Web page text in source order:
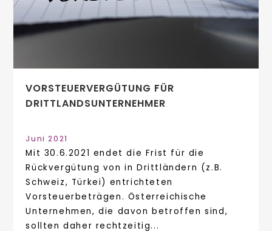
VORSTEUERVERGÜTUNG FÜR
DRITTLANDSUNTERNEHMER
Juni 2021
Mit 30.6.2021 endet die Frist für die
Rückvergütung von in Drittländern (z.B.
Schweiz, Türkei) entrichteten
Vorsteuerbeträgen. Österreichische
Unternehmen, die davon betroffen sind,
sollten daher rechtzeitig...